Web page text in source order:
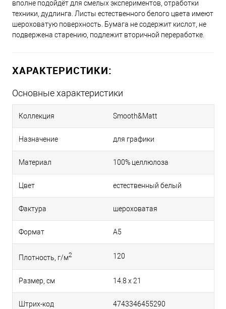
вполне подойдёт для смелых экспериментов, отработки
техники, дудлинга. Листы естественного белого цвета имеют
шероховатую поверхность. Бумага не содержит кислот, не
подвержена старению, подлежит вторичной переработке.
ХАРАКТЕРИСТИКИ:
Основные характеристики
Коллекция Smooth&Matt
Назначение для графики
Материал 100% целлюлоза
Цвет естественный белый
Фактура шероховатая
Формат A5
Плотность, г/м2 120
Размер, см 14.8 x 21
Штрих-код 4743346455290